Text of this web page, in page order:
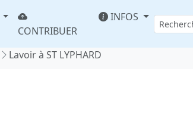
CONTRIBUER
INFOS
Lavoir à ST LYPHARD